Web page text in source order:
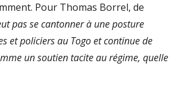
Pour Thomas Borrel, de
pas se cantonner à une posture
et policiers au Togo et continue de
un soutien tacite au régime, quelle